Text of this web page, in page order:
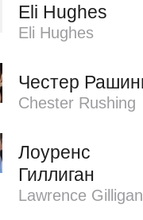
Eli Hughes
Eli Hughes
Честер
Chester Rushing
Лоуренс
Гиллиган
Lawrence Gilligan